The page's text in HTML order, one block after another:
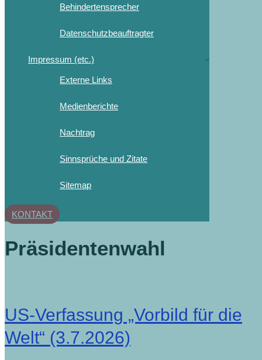
Behindertensprecher
Datenschutzbeauftragter
Impressum (etc.)
Externe Links
Medienberichte
Nachtrag
Sinnsprüche und Zitate
Sitemap
KONTAKT
Präsidentenwahl
US-Verfassung „Vorbild für die
Welt“ (3.7.2026)